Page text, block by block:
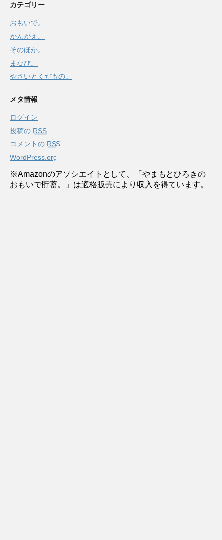
カテゴリー
おもいで。
かんがえ。
そのほか。
まなび。
やさいとくだもの。
メタ情報
ログイン
投稿の RSS
コメントの RSS
WordPress.org
※Amazonのアソシエイトとして、「やまもとひろきの
おもいで貯蓄。」は適格販売により収入を得ています。